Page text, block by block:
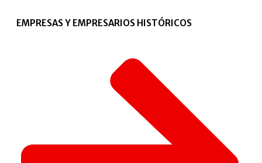
EMPRESAS Y EMPRESARIOS HISTÓRICOS